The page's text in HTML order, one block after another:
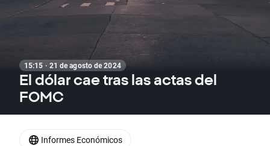
15:15 · 21 de agosto de 2024
El dólar cae tras las actas del
FOMC
Informes Económicos